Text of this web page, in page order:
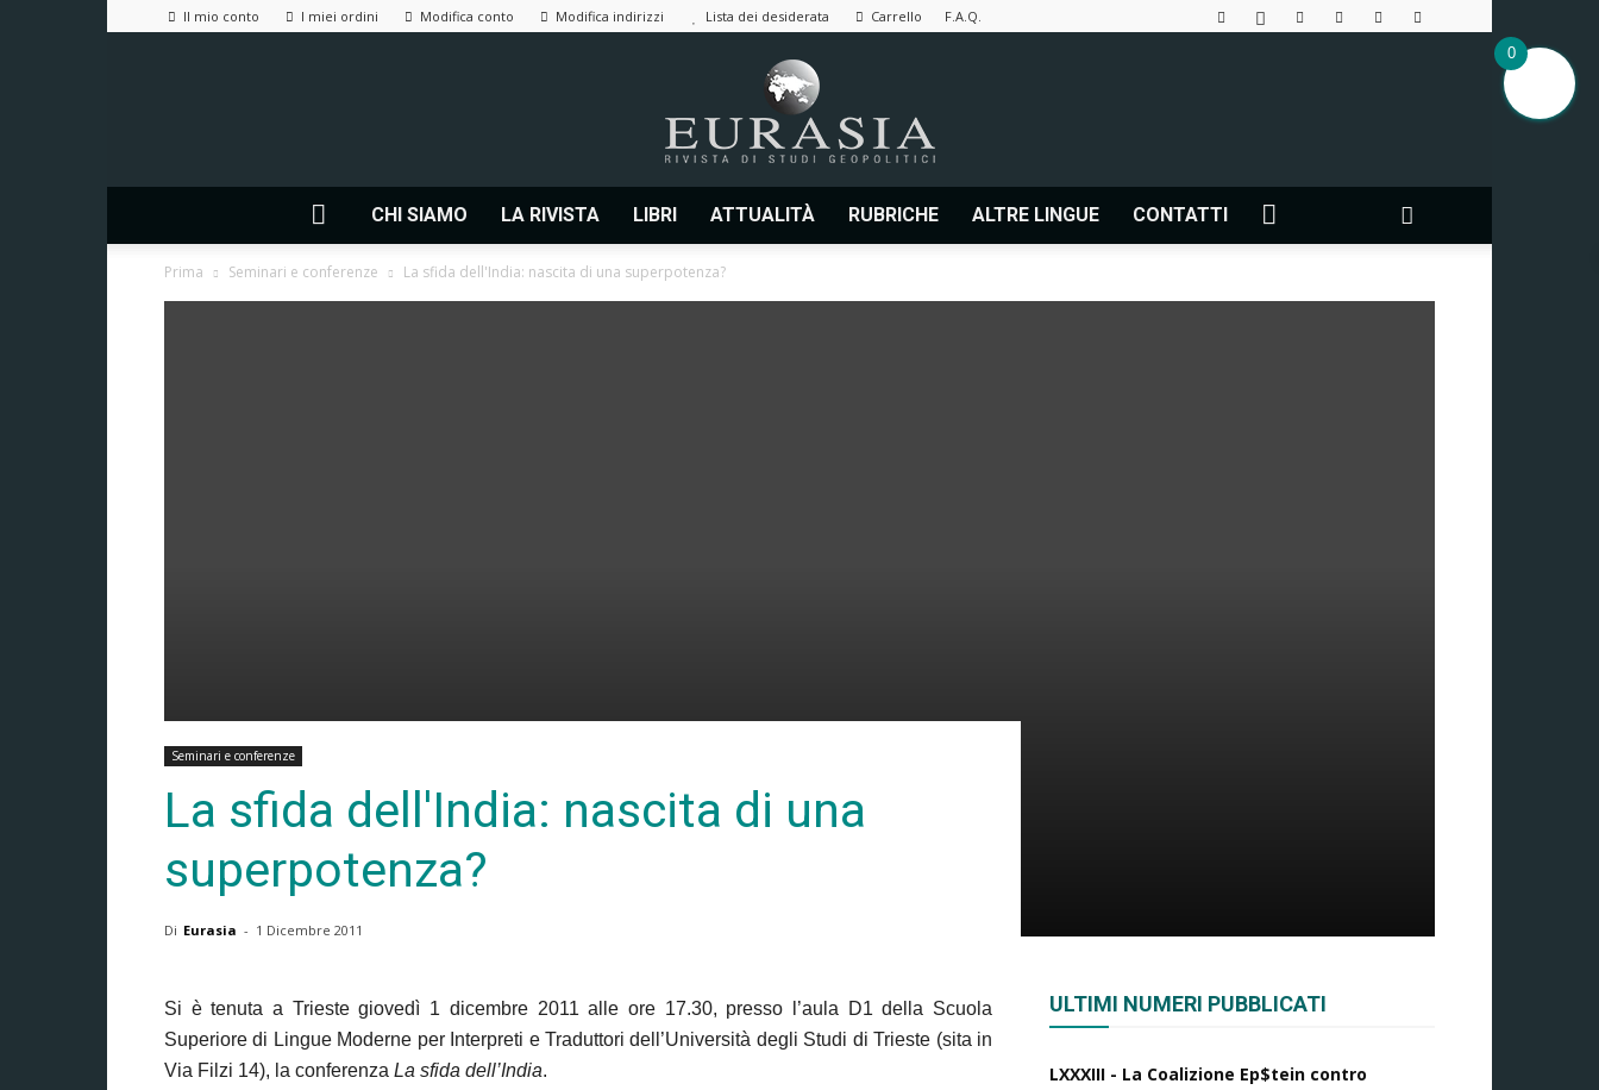
Il mio conto I miei ordini Modifica conto Modifica indirizzi Lista dei desiderata Carrello F.A.Q.
geopolitici
CHI SIAMO LA RIVISTA LIBRI ATTUALITÀ RUBRICHE ALTRE LINGUE CONTATTI
Prima Seminari e conferenze La sfida dell'India: nascita di una superpotenza?
Seminari e conferenze
La sfida dell'India: nascita di una
superpotenza?
Di Eurasia - 1 Dicembre 2011
Si è tenuta a Trieste giovedì 1 dicembre 2011 alle ore 17.30, presso l’aula D1 della Scuola
Superiore di Lingue Moderne per Interpreti e Traduttori dell’Università degli Studi di Trieste (sita in
Via Filzi 14), la conferenza La sfida dell’India.
ULTIMI NUMERI PUBBLICATI
LXXXIII - La Coalizione Ep$tein contro
0